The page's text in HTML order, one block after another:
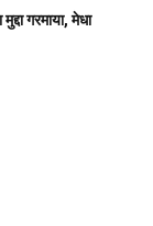
गरमाया, मेधा